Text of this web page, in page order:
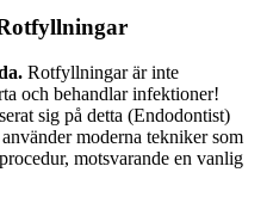
Rotfyllningar är inte
och behandlar infektioner!
sig på detta (Endodontist)
moderna tekniker som
motsvarande en vanlig